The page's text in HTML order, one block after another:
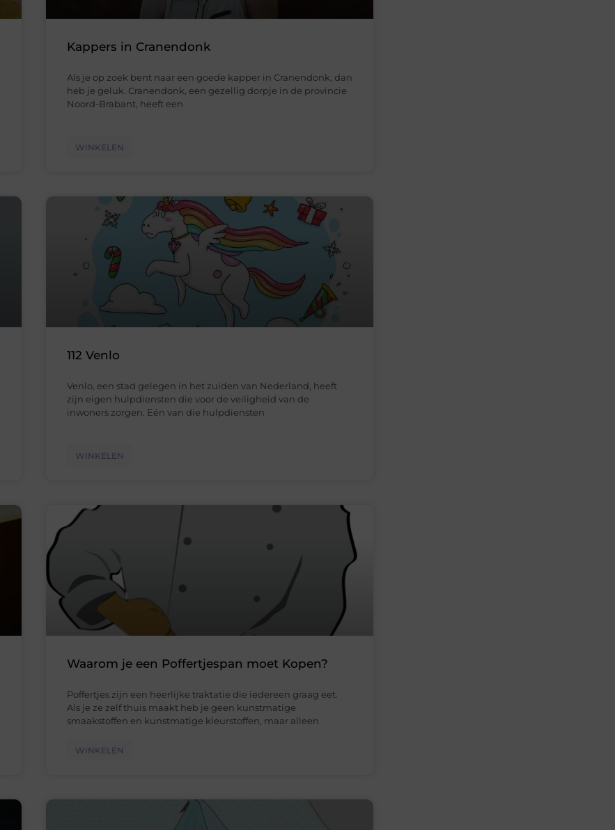
Kappers in Cranendonk
Als je op zoek bent naar een goede kapper in Cranendonk, dan
heb je geluk. Cranendonk, een gezellig dorpje in de provincie
Noord-Brabant, heeft een
WINKELEN
112 Venlo
Venlo, een stad gelegen in het zuiden van Nederland, heeft
zijn eigen hulpdiensten die voor de veiligheid van de
inwoners zorgen. Eén van die hulpdiensten
WINKELEN
Waarom je een Poffertjespan moet Kopen?
Poffertjes zijn een heerlijke traktatie die iedereen graag eet.
Als je ze zelf thuis maakt heb je geen kunstmatige
smaakstoffen en kunstmatige kleurstoffen, maar alleen
WINKELEN